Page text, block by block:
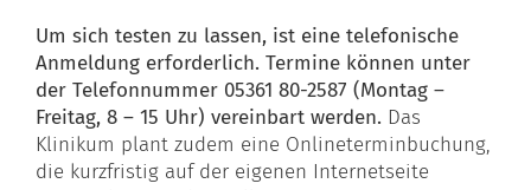
Um sich testen zu lassen, ist eine telefonische
Anmeldung erforderlich. Termine können unter
der Telefonnummer 05361 80-2587 (Montag –
Freitag, 8 – 15 Uhr) vereinbart werden. Das
Klinikum plant zudem eine Onlineterminbuchung,
die kurzfristig auf der eigenen Internetseite